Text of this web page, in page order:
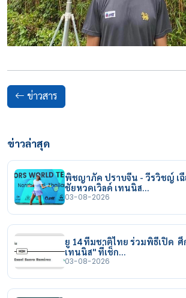
ข่าวสาร
ข่าวล่าสุด
พิชญาภัค ปราบจีน - วีรวิชญ์ เ
ชัยหวดเวิลด์ เทนนิส…
03-08-2026
ยู 14 ทีมชาติไทย ร่วมพิธีเปิด ศึ
เทนนิส" ที่เช็ก…
03-08-2026